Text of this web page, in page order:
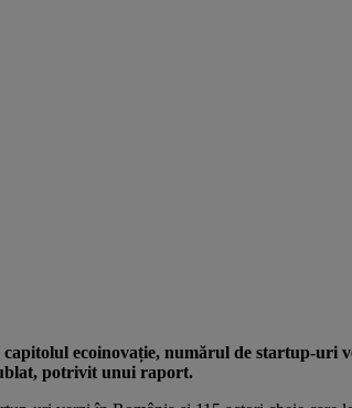
ecoinovație, numărul de startup-uri
potrivit unui raport.